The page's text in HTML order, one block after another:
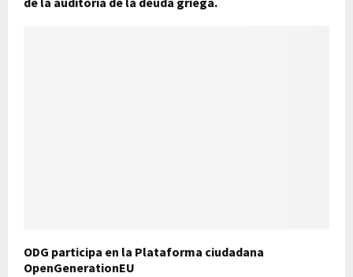
ODG participa en la Plataforma ciudadana
OpenGenerationEU